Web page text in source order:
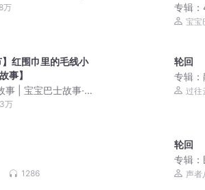
万
专辑：
睡童话
宝宝
】红围巾里的毛线小
事】
| 宝宝巴士故事·哄
万
轮回
专辑：
疗愈过往
1286
轮回
专辑：
声者